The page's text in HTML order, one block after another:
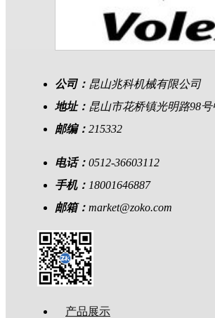
公司： 昆山兆科机械有限公司
地址： 昆山市花桥镇光明路98
邮编： 215332
电话： 0512-36603112
手机： 18001646887
邮箱： market@zoko.com
产品展示